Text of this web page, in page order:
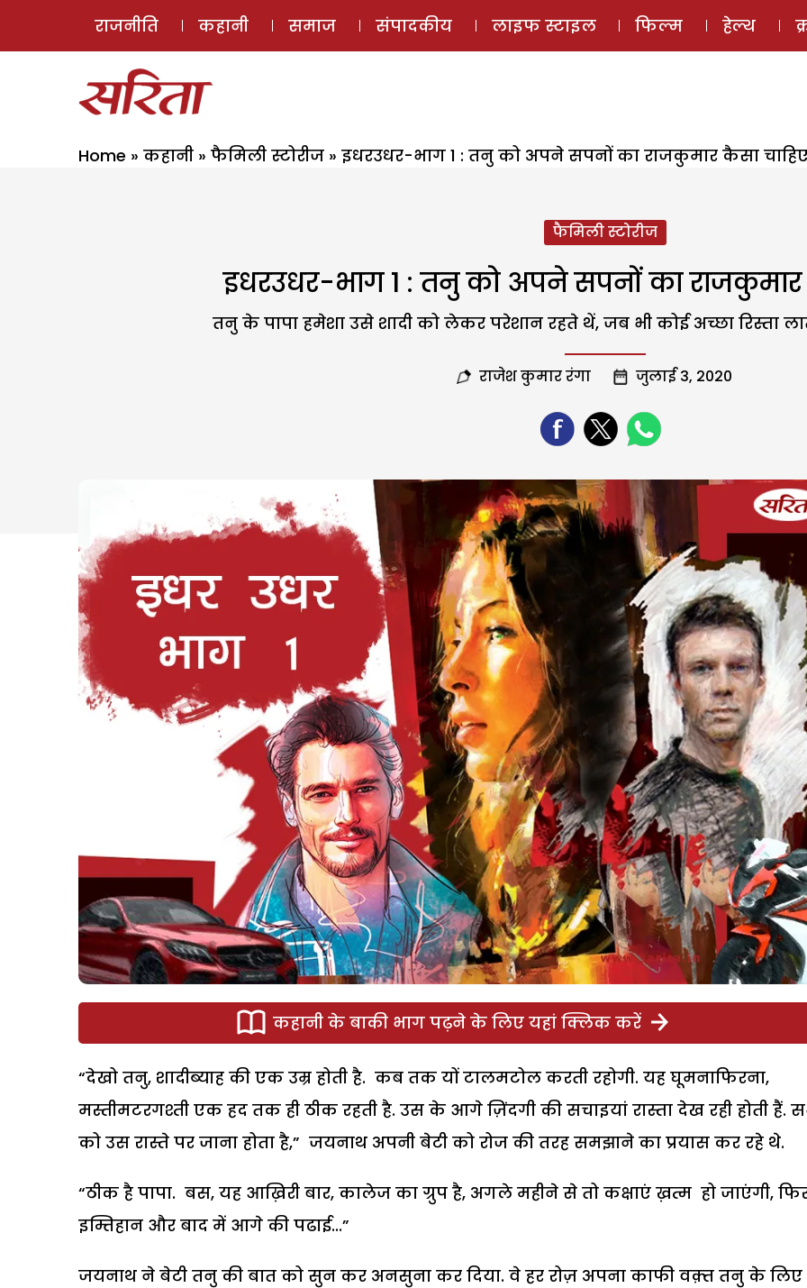
ई-मैगज़ीन
राजनीति कहानी समाज संपादकीय लाइफ स्टाइल फिल्म हेल्थ
Home » कहानी » फैमिली स्टोरीज » इधरउधर-भाग 1 : तनु को अपने सपनों का राजकुमार कैसा
फैमिली स्टोरीज
इधरउधर-भाग 1 : तनु को अपने सपनों का राजकुमार
तनु के पापा हमेशा उसे शादी को लेकर परेशान रहते थें, जब भी कोई अच्छा रिस्ता
राजेश कुमार रंगा जुलाई 3, 2020
कहानी के बाकी भाग पढ़ने के लिए यहां क्लिक करें
“देखो तनु, शादीब्याह की एक उम्र होती है. कब तक यों टालमटोल करती रहोगी. यह घूमनाफिरना,
मस्तीमटरगश्ती एक हद तक ही ठीक रहती है. उस के आगे ज़िंदगी की सचाइयां रास्ता देख रही होती हैं.
को उस रास्ते पर जाना होता है,” जयनाथ अपनी बेटी को रोज की तरह समझाने का प्रयास कर रहे थे.
“ठीक है पापा. बस, यह आख़िरी बार, कालेज का ग्रुप है, अगले महीने से तो कक्षाएं ख़त्म हो जाएंगी,
इम्तिहान और बाद में आगे की पढाई...”
जयनाथ ने बेटी तनु की बात को सुन कर अनसुना कर दिया. वे हर रोज़ अपना काफी वक़्त तनु के लिए